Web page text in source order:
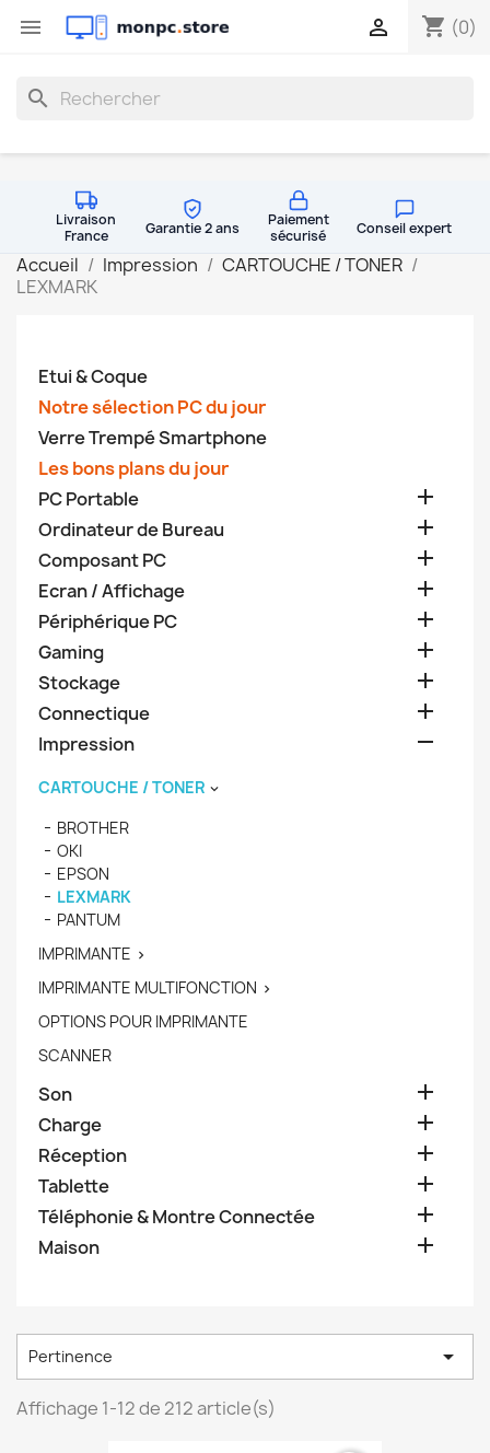
 shopping_cart (0)

search
Livraison
France
Garantie 2 ans
Paiement
sécurisé
Conseil expert
Accueil Impression
CARTOUCHE / TONER
LEXMARK
Etui & Coque
Notre sélection PC du jour
Verre Trempé Smartphone
Les bons plans du jour
PC Portable

Ordinateur de Bureau 
Composant PC 
Ecran / Affichage 
Périphérique PC 
Gaming 
Stockage 
Connectique 
Impression 
CARTOUCHE / TONER 
BROTHER
OKI
EPSON
LEXMARK
PANTUM
IMPRIMANTE 
IMPRIMANTE MULTIFONCTION 
OPTIONS POUR IMPRIMANTE
SCANNER
Son 
Charge 
Réception 
Tablette 
Téléphonie & Montre Connectée 
Maison 
Pertinence 
Affichage 1-12 de 212 article(s)